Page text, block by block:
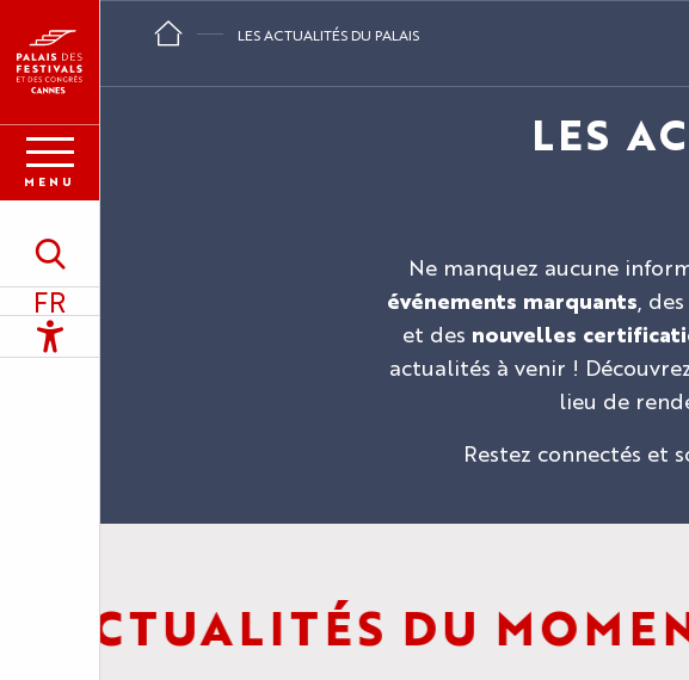
contenu
principal
Recherche
FR
MENU
LES ACTUALITÉS DU PALAIS
LES
Ne manquez aucune
événements marquants , des
et des nouvelles
actualités à venir !
lieu de
Restez connectés et
DU MOMENT